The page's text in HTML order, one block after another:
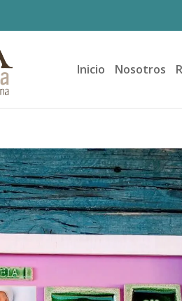
Inicio Nosotros